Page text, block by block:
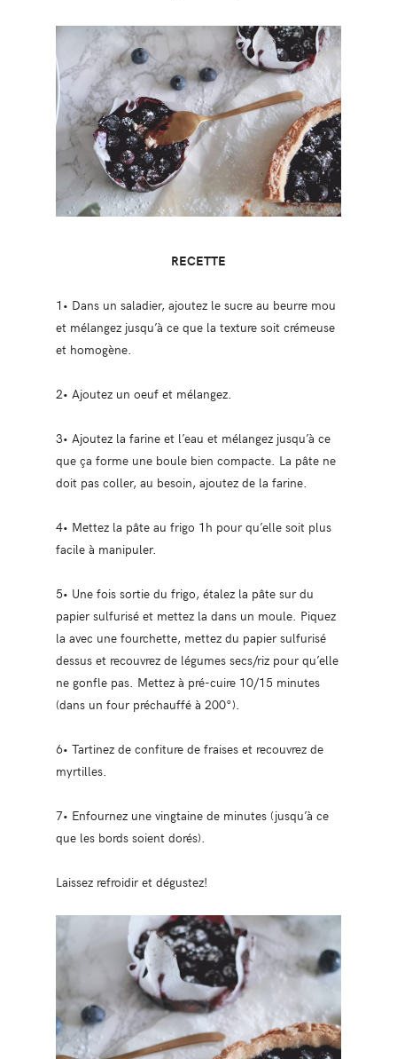
RECETTE
1• Dans un saladier, ajoutez le sucre au beurre mou
et mélangez jusqu’à ce que la texture soit crémeuse
et homogène.
2• Ajoutez un oeuf et mélangez.
3• Ajoutez la farine et l’eau et mélangez jusqu’à ce
que ça forme une boule bien compacte. La pâte ne
doit pas coller, au besoin, ajoutez de la farine.
4• Mettez la pâte au frigo 1h pour qu’elle soit plus
facile à manipuler.
5• Une fois sortie du frigo, étalez la pâte sur du
papier sulfurisé et mettez la dans un moule. Piquez
la avec une fourchette, mettez du papier sulfurisé
dessus et recouvrez de légumes secs/riz pour qu’elle
ne gonfle pas. Mettez à pré-cuire 10/15 minutes
(dans un four préchauffé à 200°).
6• Tartinez de confiture de fraises et recouvrez de
myrtilles.
7• Enfournez une vingtaine de minutes (jusqu’à ce
que les bords soient dorés).
Laissez refroidir et dégustez!